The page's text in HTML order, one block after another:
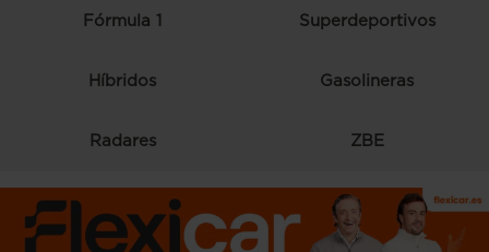
Fórmula 1 Superdeportivos
Híbridos Gasolineras
Radares ZBE